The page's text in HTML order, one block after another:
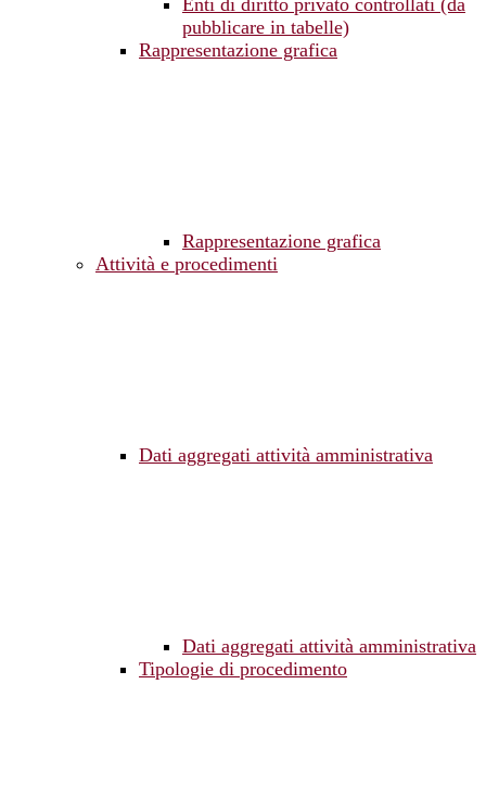
pubblicare in tabelle)
Rappresentazione grafica
Rappresentazione grafica
Attività e procedimenti
Dati aggregati attività amministrativa
Dati aggregati attività amministrativa
Tipologie di procedimento